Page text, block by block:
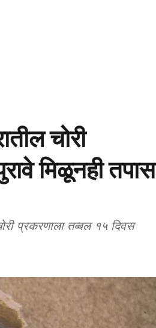
चोरी
मिळूनही तपास
प्रकरणाला तब्बल १५ दिवस